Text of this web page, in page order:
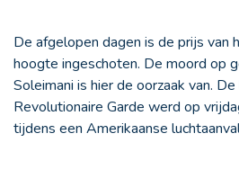
De afgelopen dagen is de prijs van
hoogte ingeschoten. De moord op
Soleimani is hier de oorzaak van.
Revolutionaire Garde werd op
tijdens een Amerikaanse